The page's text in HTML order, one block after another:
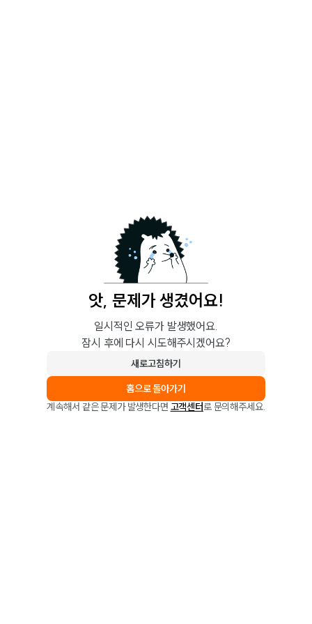
앗, 문제가 생겼어요!
일시적인 오류가 발생했어요.
잠시 후에 다시 시도해주시겠어요?
새로고침하기
홈으로 돌아가기
계속해서 같은 문제가 발생한다면 고객센터로 문의해주세요.